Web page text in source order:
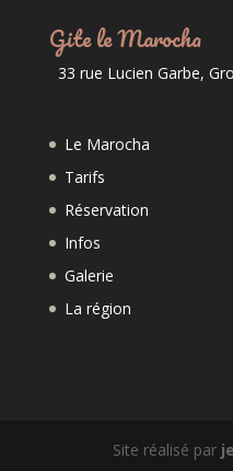
Gite le Marocha
33 rue Lucien Garbe,
Le Marocha
Tarifs
Réservation
Infos
Galerie
La région
Site réalisé par